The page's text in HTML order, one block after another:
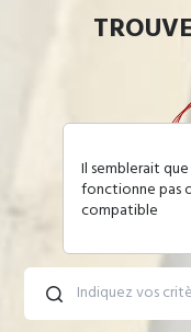
Il semblerait
fonctionne pas
compatible